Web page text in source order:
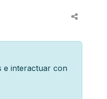
e interactuar con